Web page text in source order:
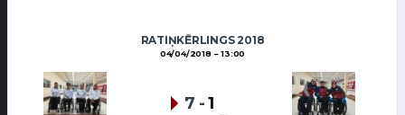
RATIŅKĒRLINGS 2018
04/04/2018 13:00
7 -1